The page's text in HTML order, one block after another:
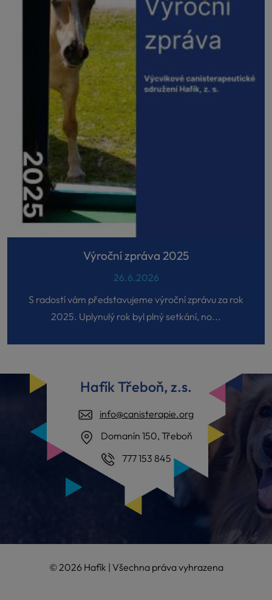
Výroční zpráva 2025
26.6.2026
S radostí vám představujeme výroční zprávu za rok
2025. Uplynulý rok byl plný setkání, no...
Hafík Třeboň, z.s.
info@canisterapie.org
Domanín 150, Třeboň
777 153 845
© 2026 Hafík | Všechna práva vyhrazena